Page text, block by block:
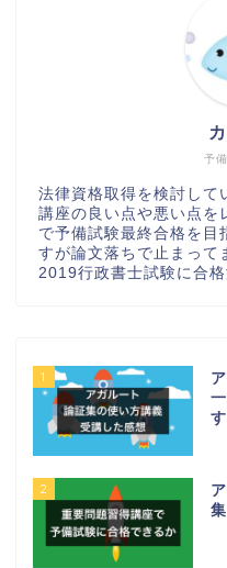
予
法律資格取得を検討して
講座の良い点や悪い点を
で予備試験最終合格を目
すが論文落ちで止まって
2019行政書士試験に合格
1
2